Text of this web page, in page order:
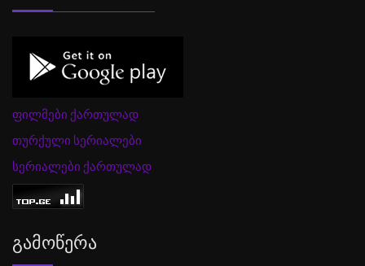
ფილმები ქართულად
თურქული სერიალები
სერიალები ქართულად
Გამოწერა